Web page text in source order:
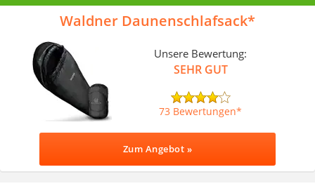
Waldner Daunenschlafsack
Unsere Bewertung:
SEHR GUT
73 Bewertungen
Zum Angebot »